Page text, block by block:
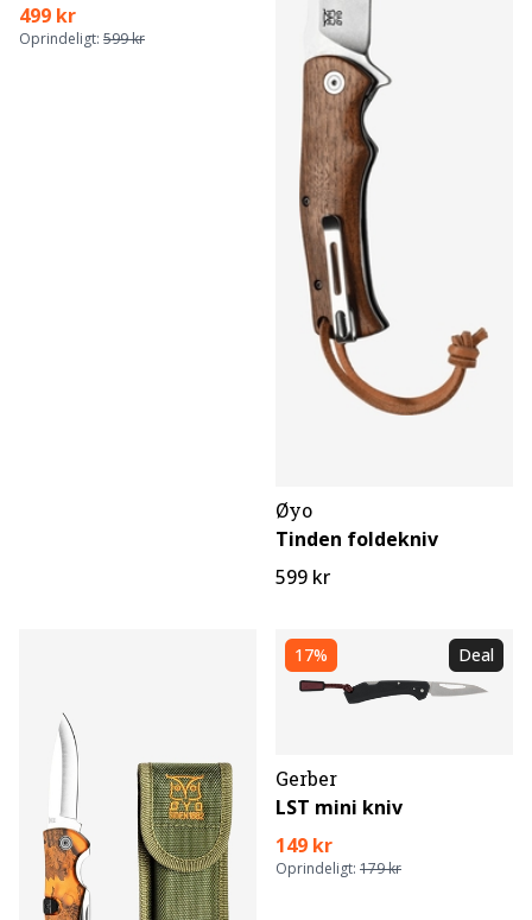
499 kr
Oprindeligt: 599 kr
Øyo
Tinden foldekniv
599 kr
17% Deal
Gerber
LST mini kniv
149 kr
Oprindeligt: 179 kr